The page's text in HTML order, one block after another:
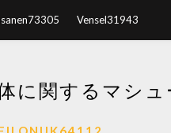
Vensel31943
に関するマシ